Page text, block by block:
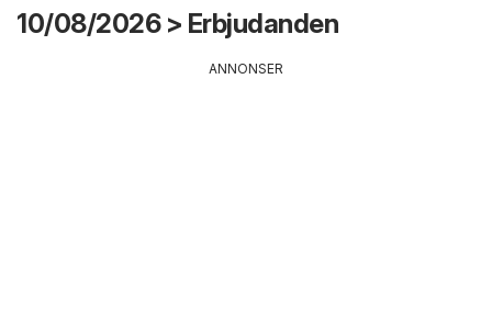
10/08/2026 > Erbjudanden
ANNONSER